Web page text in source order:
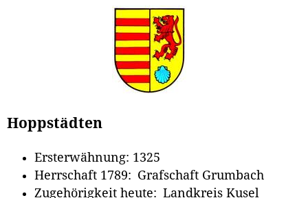
Hoppstädten
Ersterwähnung: 1325
Herrschaft 1789: Grafschaft Grumbach
Zugehörigkeit heute: Landkreis Kusel